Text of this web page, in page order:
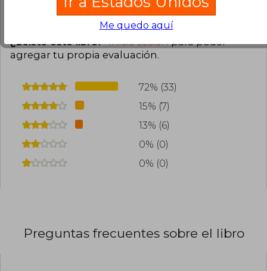
Cargar más opiniones del libro
¿Leíste este libro? Inicia sesiónpara poder
agregar tu propia evaluación.
72% (33)
15% (7)
13% (6)
0% (0)
0% (0)
Preguntas frecuentes sobre el libro
Me quedo aquí